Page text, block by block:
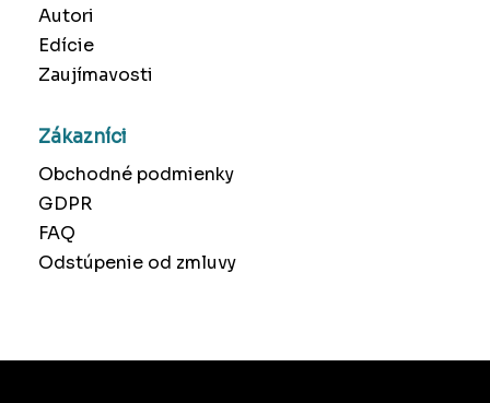
Autori
Edície
Zaujímavosti
Zákazníci
Obchodné podmienky
GDPR
FAQ
Odstúpenie od zmluvy